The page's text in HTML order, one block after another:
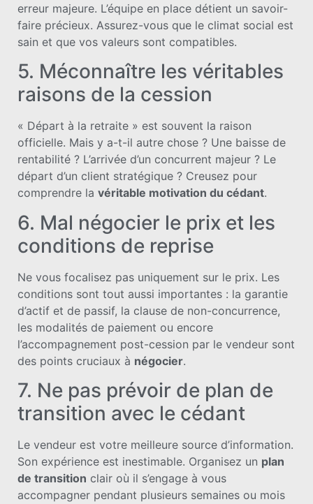
erreur majeure. L’équipe en place détient un savoir-
faire précieux. Assurez-vous que le climat social est
sain et que vos valeurs sont compatibles.
5. Méconnaître les véritables
raisons de la cession
« Départ à la retraite » est souvent la raison
officielle. Mais y a-t-il autre chose ? Une baisse de
rentabilité ? L’arrivée d’un concurrent majeur ? Le
départ d’un client stratégique ? Creusez pour
comprendre la véritable motivation du cédant.
6. Mal négocier le prix et les
conditions de reprise
Ne vous focalisez pas uniquement sur le prix. Les
conditions sont tout aussi importantes : la garantie
d’actif et de passif, la clause de non-concurrence,
les modalités de paiement ou encore
l’accompagnement post-cession par le vendeur sont
des points cruciaux à négocier.
7. Ne pas prévoir de plan de
transition avec le cédant
Le vendeur est votre meilleure source d’information.
Son expérience est inestimable. Organisez un plan
de transition clair où il s’engage à vous
accompagner pendant plusieurs semaines ou mois